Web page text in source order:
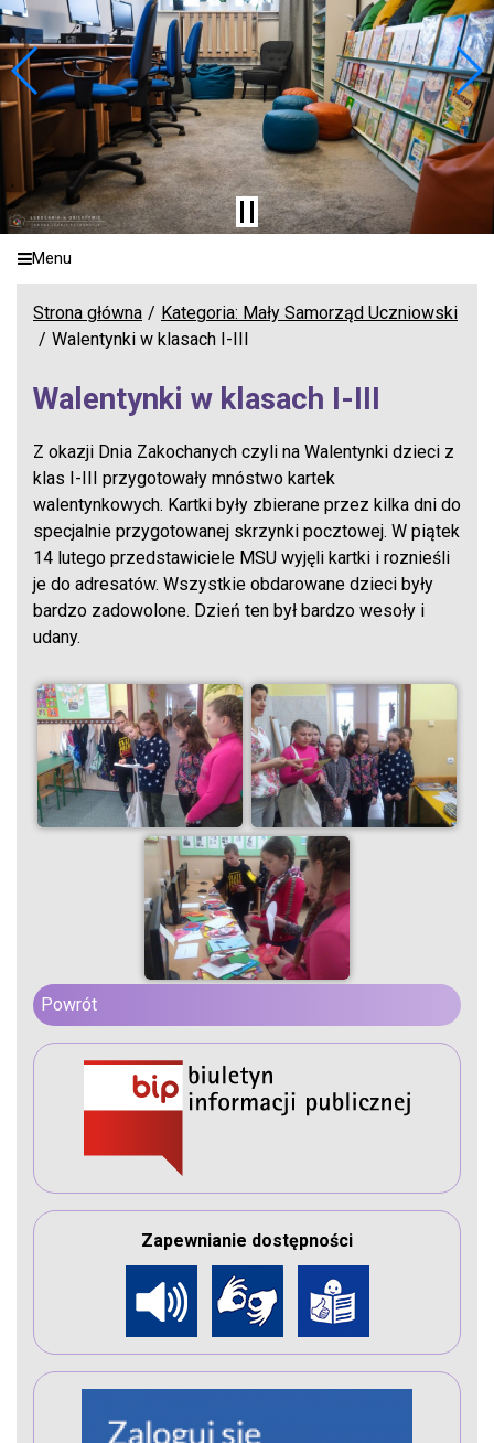
Menu
Strona główna
Kategoria: Mały Samorząd Uczniowski
Walentynki w klasach I-III
Walentynki w klasach I-III
Z okazji Dnia Zakochanych czyli na Walentynki dzieci z
klas I-III przygotowały mnóstwo kartek
walentynkowych. Kartki były zbierane przez kilka dni do
specjalnie przygotowanej skrzynki pocztowej. W piątek
14 lutego przedstawiciele MSU wyjęli kartki i roznieśli
je do adresatów. Wszystkie obdarowane dzieci były
bardzo zadowolone. Dzień ten był bardzo wesoły i
udany.
Powrót
Zapewnianie dostępności